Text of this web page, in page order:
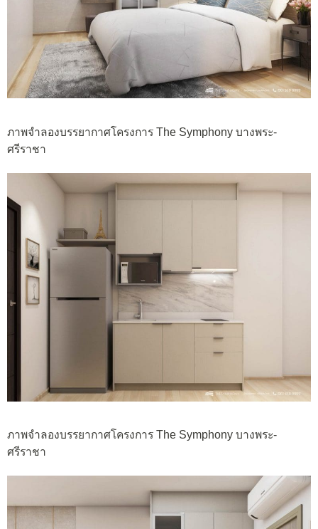
ภาพจำลองบรรยากาศโครงการ The Symphony บางพระ-
ศรีราชา
ภาพจำลองบรรยากาศโครงการ The Symphony บางพระ-
ศรีราชา